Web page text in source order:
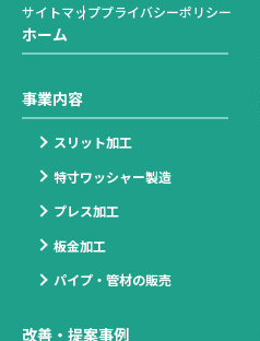
サイトマッププライバシーポリシー
ホーム
事業内容
スリット加工
特寸ワッシャー製造
プレス加工
板金加工
パイプ・管材の販売
改善・提案事例